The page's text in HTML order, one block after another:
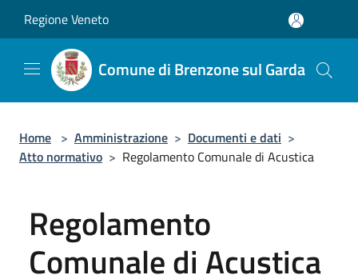
Regione Veneto
Comune di Brenzone sul Garda
Home > Amministrazione > Documenti e dati >
Atto normativo > Regolamento Comunale di Acustica
Regolamento
Comunale di Acustica